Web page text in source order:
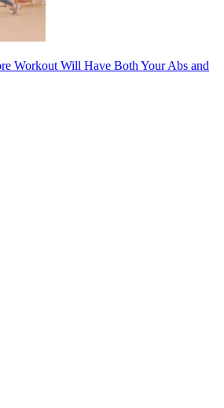
Workout Will Have Both Your Abs and